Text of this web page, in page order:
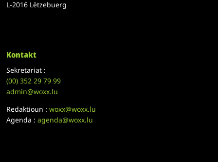
L-2016 Lëtzebuerg
Kontakt
Sekretariat :
(00)352 29 79 99
admin@woxx.lu
Redaktioun :woxx@woxx.lu
Agenda :agenda@woxx.lu